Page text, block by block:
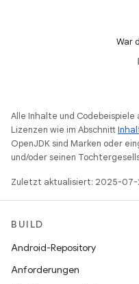
War
Alle Inhalte und
Lizenzen wie im Abschnitt
OpenJDK sind Marken oder
und/oder seinen
Zuletzt aktualisiert: 2025-07-
BUILD
Android-Repository
Anforderungen